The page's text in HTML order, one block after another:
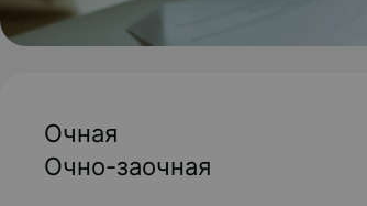
Очная
Очно-заочная